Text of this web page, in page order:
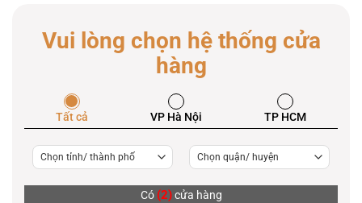
Vui lòng chọn hệ thống cửa
hàng
Tất cả VP Hà Nội TP HCM
Có (2)cửa hàng